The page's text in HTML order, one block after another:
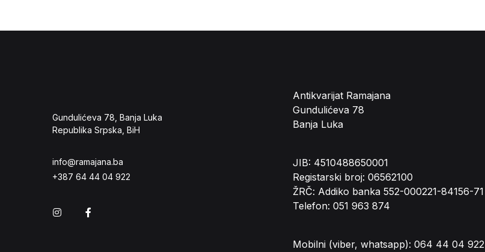
Gundulićeva 78, Banja Luka
Republika Srpska, BiH
info@ramajana.ba
+387 64 44 04 922
Instagram
Antikvarijat Ramajana
Gundulićeva 78
Banja Luka
JIB: 4510488650001
Registarski broj: 06562100
ŽRČ: Addiko banka 552-000221-84156-71
Telefon: 051 963 874
Mobilni (viber, whatsapp): 064 44 04 922